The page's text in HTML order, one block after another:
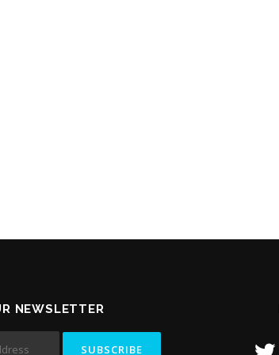
NEWSLETTER